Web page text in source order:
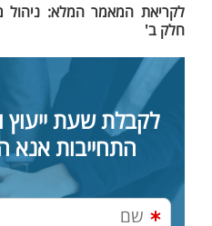
לקריאת המאמר המלא: ניהול
חלק ב'
לקבלת שעת ייעוץ
התחייבות אנא